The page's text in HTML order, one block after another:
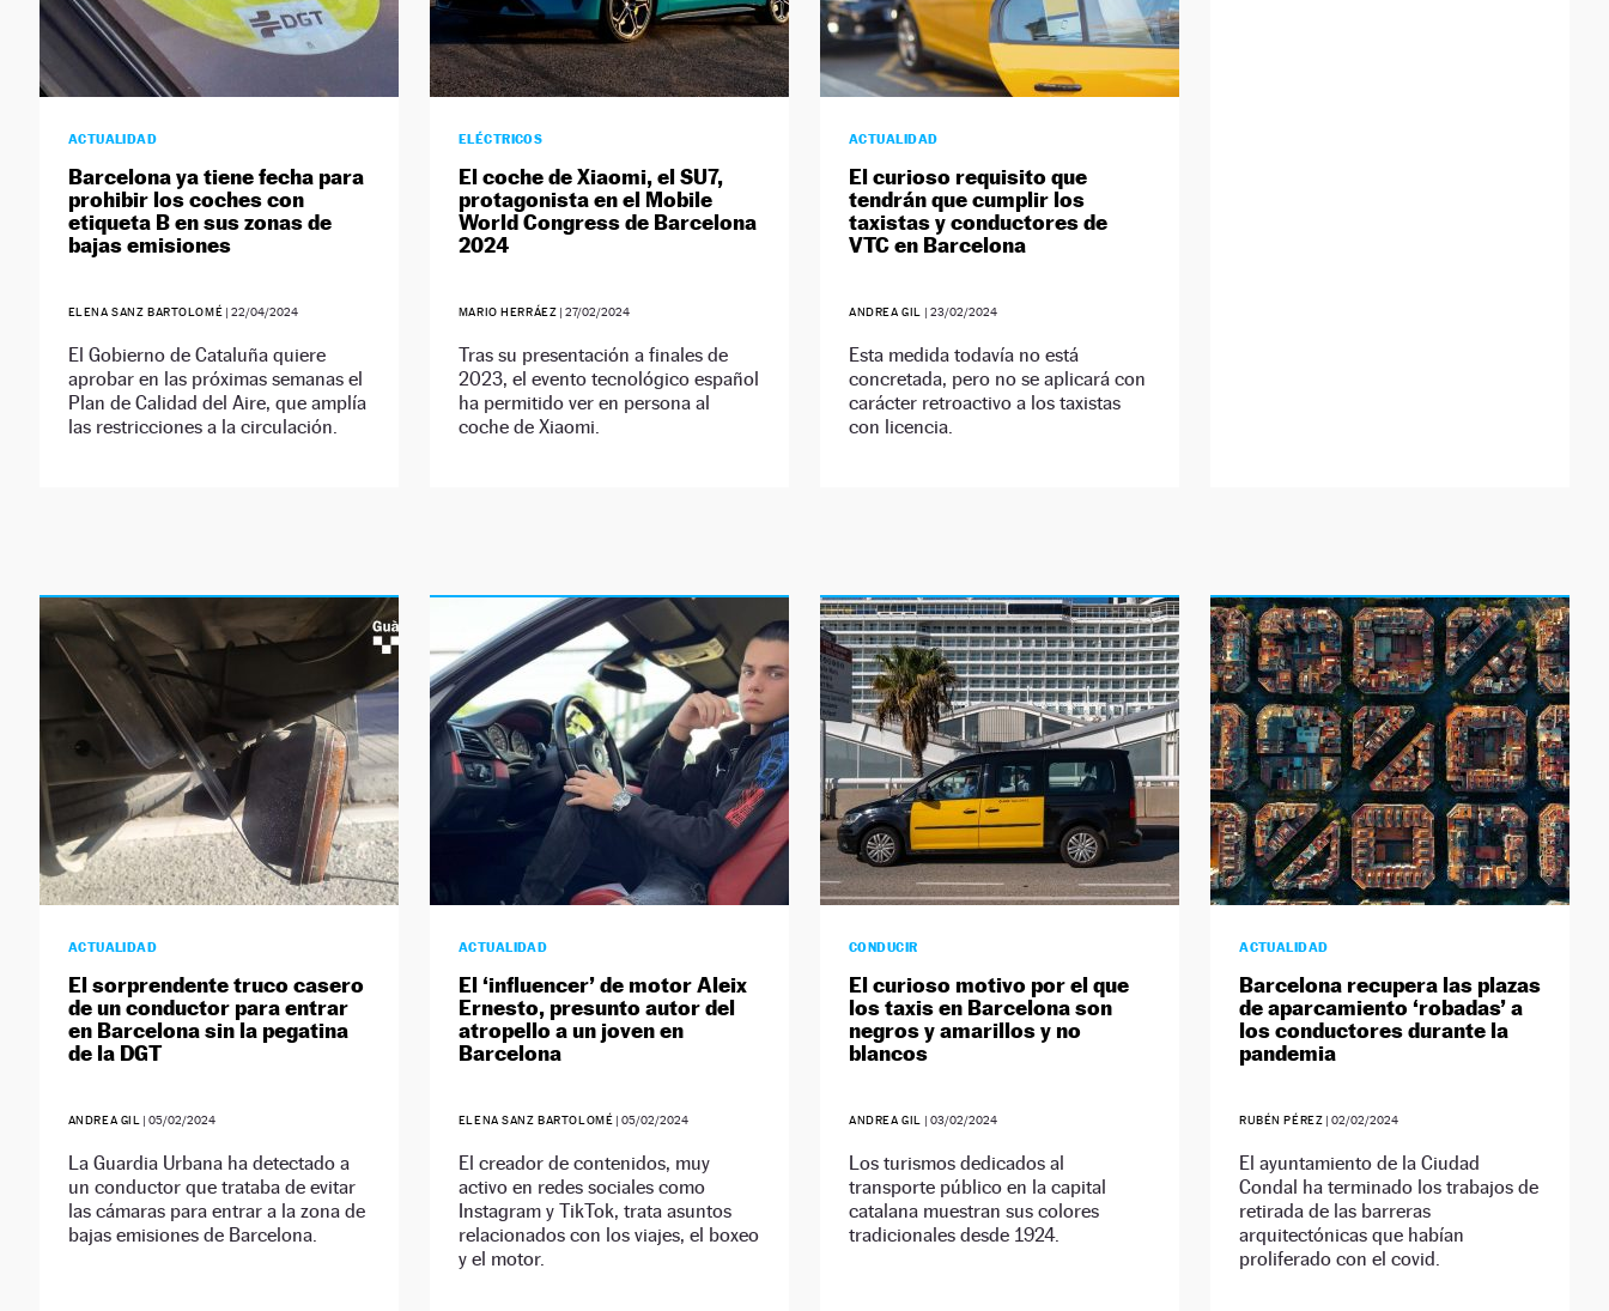
ACTUALIDAD
Barcelona ya tiene fecha para
prohibir los coches con
etiqueta B en sus zonas de
bajas emisiones
ELENA SANZ BARTOLOMÉ |22/04/2024
El Gobierno de Cataluña quiere
aprobar en las próximas semanas el
Plan de Calidad del Aire, que amplía
las restricciones a la circulación.
ELÉCTRICOS
El coche de Xiaomi, el SU7,
protagonista en el Mobile
World Congress de Barcelona
2024
MARIO HERRÁEZ |27/02/2024
Tras su presentación a finales de
2023, el evento tecnológico español
ha permitido ver en persona al
coche de Xiaomi.
ACTUALIDAD
El curioso requisito que
tendrán que cumplir los
taxistas y conductores de
VTC en Barcelona
ANDREA GIL | 23/02/2024
Esta medida todavía no está
concretada, pero no se aplicará con
carácter retroactivo a los taxistas
con licencia.
ACTUALIDAD
El sorprendente truco casero
de un conductor para entrar
en Barcelona sin la pegatina
de la DGT
ANDREA GIL |05/02/2024
La Guardia Urbana ha detectado a
un conductor que trataba de evitar
las cámaras para entrar a la zona de
bajas emisiones de Barcelona.
ACTUALIDAD
El ‘influencer’ de motor Aleix
Ernesto, presunto autor del
atropello a un joven en
Barcelona
ELENA SANZ BARTOLOMÉ |05/02/2024
El creador de contenidos, muy
activo en redes sociales como
Instagram y TikTok, trata asuntos
relacionados con los viajes, el boxeo
y el motor.
CONDUCIR
El curioso motivo por el que
los taxis en Barcelona son
negros y amarillos y no
blancos
ANDREA GIL | 03/02/2024
Los turismos dedicados al
transporte público en la capital
catalana muestran sus colores
tradicionales desde 1924.
ACTUALIDAD
Barcelona recupera las plazas
de aparcamiento ‘robadas’ a
los conductores durante la
pandemia
RUBÉN PÉREZ |02/02/2024
El ayuntamiento de la Ciudad
Condal ha terminado los trabajos de
retirada de las barreras
arquitectónicas que habían
proliferado con el covid.